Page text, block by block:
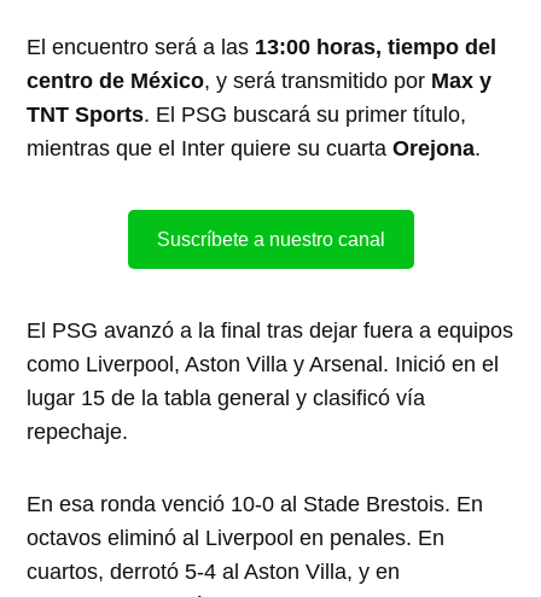
El encuentro será a las 13:00 horas, tiempo del
centro de México, y será transmitido por Max y
TNT Sports. El PSG buscará su primer título,
mientras que el Inter quiere su cuartaOrejona.
Suscríbete a nuestro canal
El PSG avanzó a la final tras dejar fuera a equipos
como Liverpool, Aston Villa y Arsenal. Inició en el
lugar 15 de la tabla general y clasificó vía
repechaje.
En esa ronda venció 10-0 al Stade Brestois. En
octavos eliminó al Liverpool en penales. En
cuartos, derrotó 5-4 al Aston Villa, y en